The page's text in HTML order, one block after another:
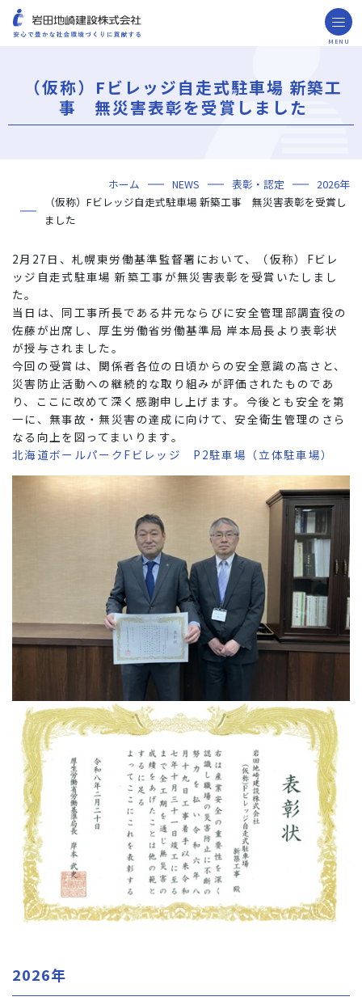
MENU
企業情報
ごあいさつ
ミッション・ビジョン・社訓
会社概要
組織図
役員一覧
沿革
岩田地崎の歴史
事業所一覧
関連会社
プレスリリース
財務情報
岩田地崎建設のCM
3分でわかる岩田地崎建設
用途区分から探す
GISマップシステム
Niseko Project
プロジェクトレポート
技術・ソリューション
技術
ソリューション
採用情報
NISEKO PROJECTS
閉じる
（仮称）Fビレッジ自走式駐車場 新築工
事 無災害表彰を受賞しました
ホーム NEWS 表彰・認定
2026年
（仮称）Fビレッジ自走式駐車場 新築工事 無災害表彰を受賞し
ました
2月27日、札幌東労働基準監督署において、（仮称）Fビレ
ッジ自走式駐車場 新築工事が無災害表彰を受賞いたしまし
た。
当日は、同工事所長である井元ならびに安全管理部調査役の
佐藤が出席し、厚生労働省労働基準局 岸本局長より表彰状
が授与されました。
今回の受賞は、関係者各位の日頃からの安全意識の高さと、
災害防止活動への継続的な取り組みが評価されたものであ
り、ここに改めて深く感謝申し上げます。今後とも安全を第
一に、無事故・無災害の達成に向けて、安全衛生管理のさら
なる向上を図ってまいります。
北海道ボールパークFビレッジ P2駐車場（立体駐車場）
2026年